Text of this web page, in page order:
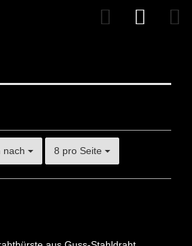
nach 8 pro Seite